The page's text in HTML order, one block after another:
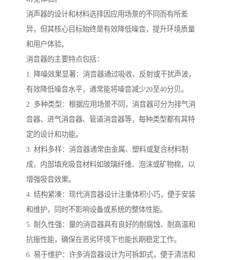
消声器的设计和材料选择因应用场景的不同而有所差
异，但其核心目标始终是有效降低噪音，提升环境质量
和用户体验。
消音器的主要特点包括：
1. 降噪效果显著：消音器通过吸收、反射或干扰声波，
有效降低噪音水平，通常能将噪音减少20至40分贝。
2. 多种类型：根据应用场景不同，消音器可分为排气消
音器、进气消音器、管道消音器等，每种类型都有其特
定的设计和功能。
3. 材料多样：消音器通常由金属、塑料或复合材料制
成，内部填充吸音材料如玻璃纤维、泡沫或矿物棉，以
增强吸音效果。
4. 结构紧凑：现代消音器设计注重体积小巧，便于安装
和维护，同时不影响设备或系统的整体性能。
5. 耐久性强：量的消音器具有良好的耐腐蚀、耐高温和
抗振性能，确保在恶劣环境下也能长期稳定工作。
6. 易于维护：许多消音器设计为可拆卸式，便于清洁和